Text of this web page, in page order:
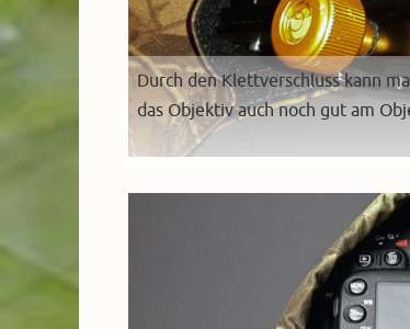
Durch den Klettverschluss kann
das Objektiv auch noch gut am